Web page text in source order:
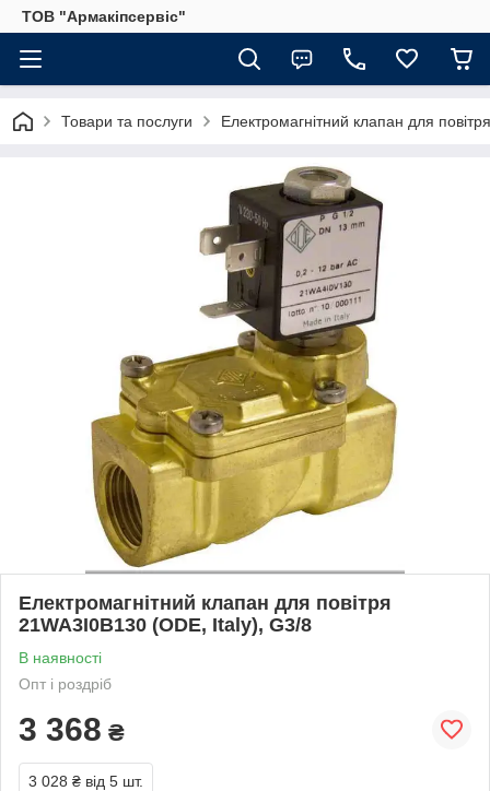
ТОВ "Армакіпсервіс"
Товари та послуги Електромагнітний клапан для повітря
Електромагнітний клапан для повітря
21WA3I0B130 (ODE, Italy), G3/8
В наявності
Опт і роздріб
3 368 ₴
3 028 ₴ від 5 шт.